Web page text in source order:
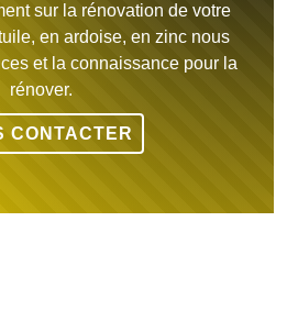
sur la rénovation de votre
en ardoise, en zinc nous
et la connaissance pour la
rénover.
CONTACTER